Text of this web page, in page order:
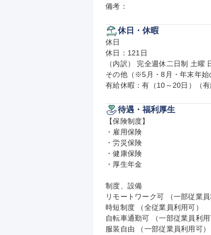
備考：
休日・休暇
休日
休日：121日
（内訳） 完全週休二日制 土曜
その他（※5月・8月・年末年始
有給休暇：有（10～20日）（
待遇・福利厚生
【保険制度】
・雇用保険
・労災保険
・健康保険
・厚生年金
制度、設備
リモートワーク可 （一部従業員
時短制度 （全従業員利用可）
自転車通勤可 （一部従業員利用
服装自由 （一部従業員利用可）